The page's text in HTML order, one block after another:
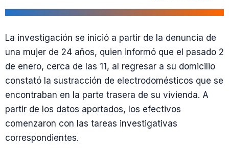
La investigación se inició a partir de la denuncia de
una mujer de 24 años, quien informó que el pasado 2
de enero, cerca de las 11, al regresar a su domicilio
constató la sustracción de electrodomésticos que se
encontraban en la parte trasera de su vivienda. A
partir de los datos aportados, los efectivos
comenzaron con las tareas investigativas
correspondientes.